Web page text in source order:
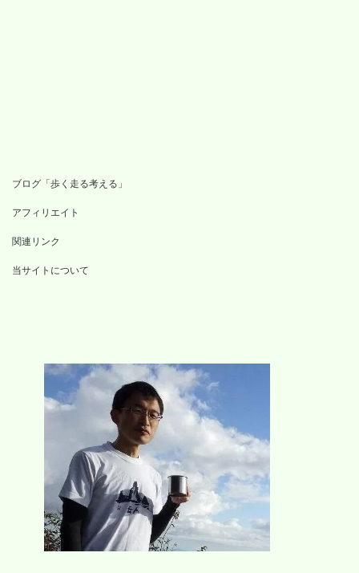
ブログ「歩く走る考える」
アフィリエイト
関連リンク
当サイトについて